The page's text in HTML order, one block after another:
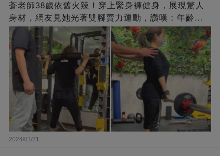
蒼老師38歲依舊火辣！穿上緊身褲健身，展現驚人
身材，網友見她光著雙腳賣力運動，讚嘆：年齡不
過是個數字！
2024/01/21